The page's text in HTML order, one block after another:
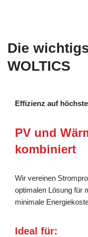
Die
WOLTICS
Effizienz auf
PV und
kombiniert
Wir vereinen
optimalen Lösung für
minimale
Ideal für: